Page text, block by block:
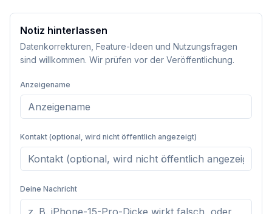
Notiz hinterlassen
Datenkorrekturen, Feature-Ideen und Nutzungsfragen
sind willkommen. Wir prüfen vor der Veröffentlichung.
Anzeigename
Kontakt (optional, wird nicht öffentlich angezeigt)
Deine Nachricht